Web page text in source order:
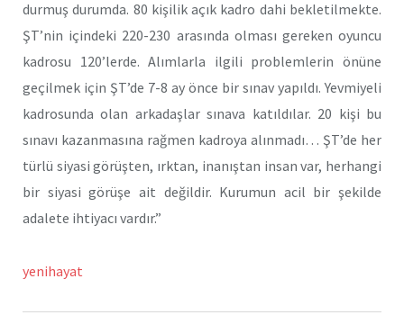
durmuş durumda. 80 kişilik açık kadro dahi bekletilmekte.
ŞT’nin içindeki 220-230 arasında olması gereken oyuncu
kadrosu 120’lerde. Alımlarla ilgili problemlerin önüne
geçilmek için ŞT’de 7-8 ay önce bir sınav yapıldı. Yevmiyeli
kadrosunda olan arkadaşlar sınava katıldılar. 20 kişi bu
sınavı kazanmasına rağmen kadroya alınmadı… ŞT’de her
türlü siyasi görüşten, ırktan, inanıştan insan var, herhangi
bir siyasi görüşe ait değildir. Kurumun acil bir şekilde
adalete ihtiyacı vardır.”
yenihayat